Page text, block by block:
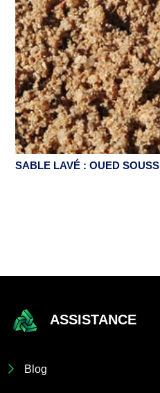
SABLE LAVÉ : OUED SOUSS
ASSISTANCE
Blog